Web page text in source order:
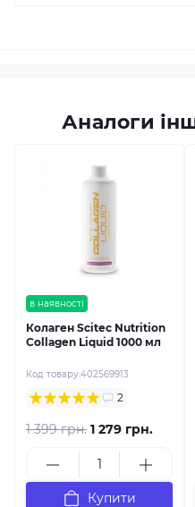
Аналоги
в наявності
Колаген Scitec Nutrition
Collagen Liquid 1000 мл
Код товару:402569913
2
1 399 грн. 1 279 грн.
Купити